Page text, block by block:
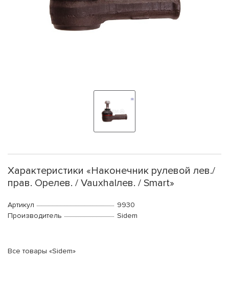
Характеристики «Наконечник рулевой лев./
прав. Opeлев. / Vauxhalлев. / Smart»
Артикул
9930
Производитель
Sidem
Все товары «Sidem»